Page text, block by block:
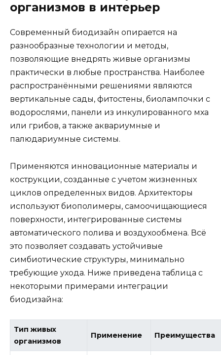
организмов в интерьер
Современный биодизайн опирается на
разнообразные технологии и методы,
позволяющие внедрять живые организмы
практически в любые пространства. Наиболее
распространёнными решениями являются
вертикальные сады, фитостены, биолампочки с
водорослями, панели из инкулированного мха
или грибов, а также аквариумные и
палюдариумные системы.
Применяются инновационные материалы и
кострукции, созданные с учетом жизненных
циклов определенных видов. Архитекторы
используют биополимеры, самоочищающиеся
поверхности, интегрированные системы
автоматического полива и воздухообмена. Всё
это позволяет создавать устойчивые
симбиотические структуры, минимально
требующие ухода. Ниже приведена таблица с
некоторыми примерами интеграции
биодизайна:
Тип живых
организмов
Применение Преимущества